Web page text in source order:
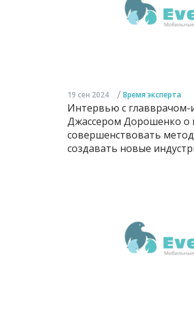
19 сен 2024 / Время эксперта
Интервью с
Джассером Дорошенко о
совершенствовать
создавать новые